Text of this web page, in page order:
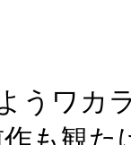
うワカ